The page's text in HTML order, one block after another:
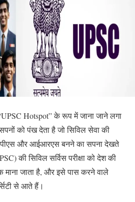
Hotspot” के रूप में जाना जाने लगा
को पंख देता है जो सिविल सेवा की
और आईआरएस बनने का सपना देखते
की सिविल सर्विस परीक्षा को देश की
जाता है, और इसे पास करने वाले
से आते हैं।